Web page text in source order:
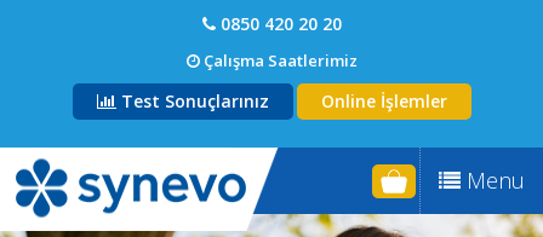
0850 420 20 20
Çalışma Saatlerimiz
Test Sonuçlarınız Online İşlemler
Menu